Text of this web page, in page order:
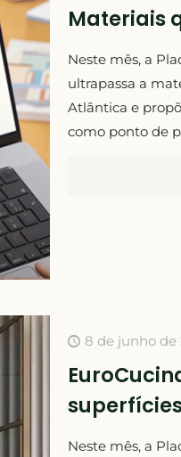
Materiais
Neste mês, a
ultrapassa a
Atlântica e
como ponto de
8 de junho de
Neste mês, a